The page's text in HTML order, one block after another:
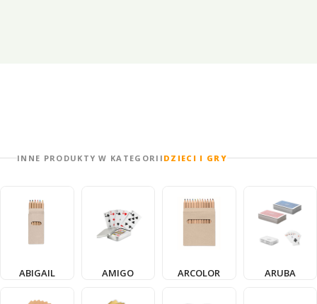
INNE PRODUKTY W KATEGORII DZIECI I GRY
ABIGAIL AMIGO ARCOLOR ARUBA